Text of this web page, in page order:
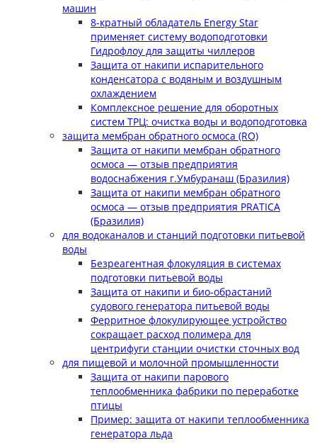
машин
8-кратный обладатель Energy Star
применяет систему водоподготовки
Гидрофлоу для защиты чиллеров
Защита от накипи испарительного
конденсатора с водяным и воздушным
охлаждением
Комплексное решение для оборотных
систем ТРЦ: очистка воды и водоподготовка
защита мембран обратного осмоса (RO)
Защита от накипи мембран обратного
осмоса — отзыв предприятия
водоснабжения г.Умбуранаш (Бразилия)
Защита от накипи мембран обратного
осмоса — отзыв предприятия PRATICA
(Бразилия)
для водоканалов и станций подготовки питьевой
воды
Безреагентная флокуляция в системах
подготовки питьевой воды
Защита от накипи и био-обрастаний
судового генератора питьевой воды
Ферритное флокулирующее устройство
сокращает расход полимера для
центрифуги станции очистки сточных вод
для пищевой и молочной промышленности
Защита от накипи парового
теплообменника фабрики по переработке
птицы
Пример: защита от накипи теплообменника
генератора льда